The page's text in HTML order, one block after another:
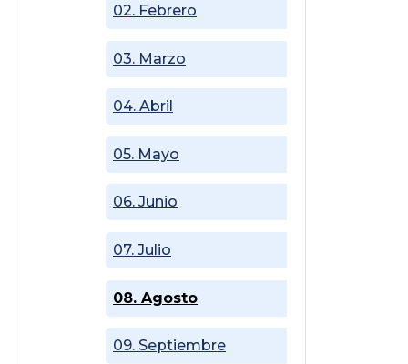
02. Febrero
03. Marzo
04. Abril
05. Mayo
06. Junio
07. Julio
08. Agosto
09. Septiembre